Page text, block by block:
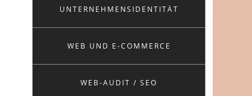
UNTERNEHMENSIDENTITÄT
WEB UND E-COMMERCE
WEB-AUDIT / SEO